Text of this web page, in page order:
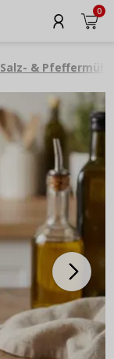
0
Salz- &